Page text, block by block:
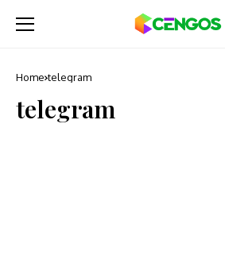
Home telegram
telegram